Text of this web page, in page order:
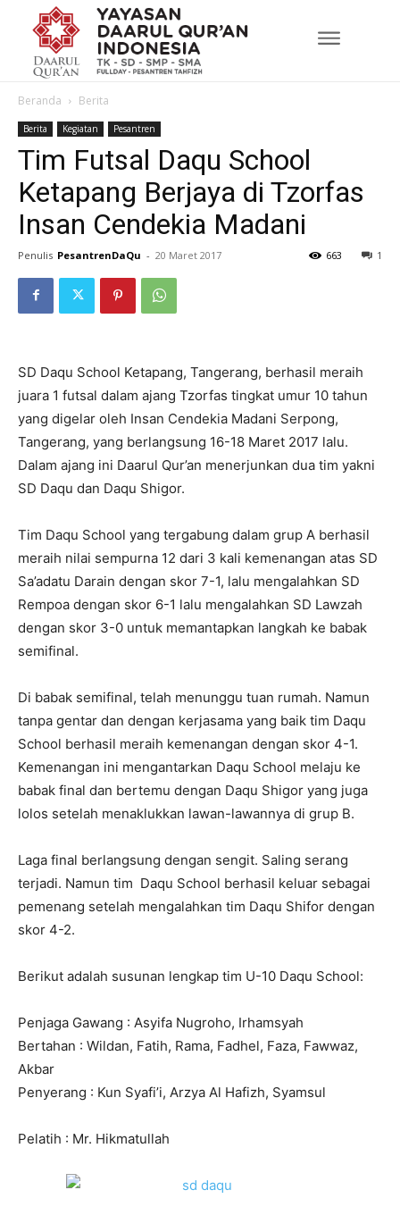
Beranda Berita
Berita Kegiatan Pesantren
Tim Futsal Daqu School
Ketapang Berjaya di Tzorfas
Insan Cendekia Madani
Penulis PesantrenDaQu - 20 Maret 2017 1
663
SD Daqu School Ketapang, Tangerang, berhasil meraih
juara 1 futsal dalam ajang Tzorfas tingkat umur 10 tahun
yang digelar oleh Insan Cendekia Madani Serpong,
Tangerang, yang berlangsung 16-18 Maret 2017 lalu.
Dalam ajang ini Daarul Qur’an menerjunkan dua tim yakni
SD Daqu dan Daqu Shigor.
Tim Daqu School yang tergabung dalam grup A berhasil
meraih nilai sempurna 12 dari 3 kali kemenangan atas SD
Sa’adatu Darain dengan skor 7-1, lalu mengalahkan SD
Rempoa dengan skor 6-1 lalu mengalahkan SD Lawzah
dengan skor 3-0 untuk memantapkan langkah ke babak
semifinal.
Di babak semifinal, telah menunggu tuan rumah. Namun
tanpa gentar dan dengan kerjasama yang baik tim Daqu
School berhasil meraih kemenangan dengan skor 4-1.
Kemenangan ini mengantarkan Daqu School melaju ke
babak final dan bertemu dengan Daqu Shigor yang juga
lolos setelah menaklukkan lawan-lawannya di grup B.
Laga final berlangsung dengan sengit. Saling serang
terjadi. Namun tim Daqu School berhasil keluar sebagai
pemenang setelah mengalahkan tim Daqu Shifor dengan
skor 4-2.
Berikut adalah susunan lengkap tim U-10 Daqu School:
Penjaga Gawang : Asyifa Nugroho, Irhamsyah
Bertahan : Wildan, Fatih, Rama, Fadhel, Faza, Fawwaz,
Akbar
Penyerang : Kun Syafi’i, Arzya Al Hafizh, Syamsul
Pelatih : Mr. Hikmatullah